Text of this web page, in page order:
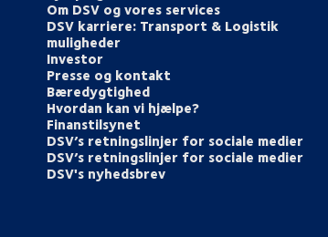
Om DSV og vores services
DSV karriere: Transport & Logistik
muligheder
Investor
Presse og kontakt
Bæredygtighed
Hvordan kan vi hjælpe?
Finanstilsynet
DSV’s retningslinjer for sociale medier
DSV’s retningslinjer for sociale medier
DSV's nyhedsbrev